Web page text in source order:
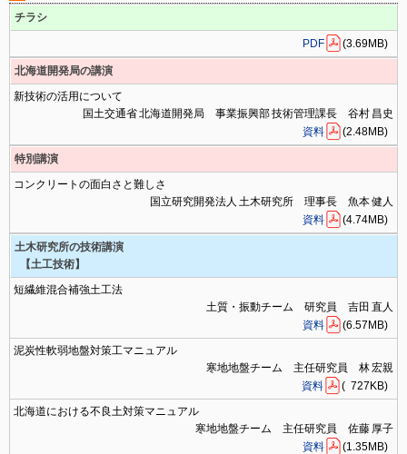
チラシ
PDF (3.69MB)
北海道開発局の講演
新技術の活用について
国土交通省 北海道開発局 事業振興部 技術管理課長 谷村 昌史
資料
(2.48MB)
特別講演
コンクリートの面白さと難しさ
国立研究開発法人 土木研究所 理事長 魚本 健人
資料
(4.74MB)
土木研究所の技術講演
【土工技術】
短繊維混合補強土工法
土質・振動チーム 研究員 吉田 直人
資料
(6.57MB)
泥炭性軟弱地盤対策工マニュアル
寒地地盤チーム 主任研究員 林 宏親
資料
( 727KB)
北海道における不良土対策マニュアル
寒地地盤チーム 主任研究員 佐藤 厚子
資料
(1.35MB)